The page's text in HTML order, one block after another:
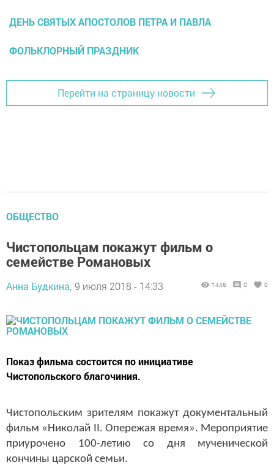
ДЕНЬ СВЯТЫХ АПОСТОЛОВ ПЕТРА И ПАВЛА
ФОЛЬКЛОРНЫЙ ПРАЗДНИК
Перейти на страницу новости
ОБЩЕСТВО
Чистопольцам покажут фильм о
семействе Романовых
Анна Будкина, 9 июля 2018 - 14:33 1446 0 0
Показ фильма состоится по инициативе
Чистопольского благочиния.
Чистопольским зрителям покажут документальный
фильм «Николай II. Опережая время». Мероприятие
приурочено 100-летию со дня мученической
кончины царской семьи.